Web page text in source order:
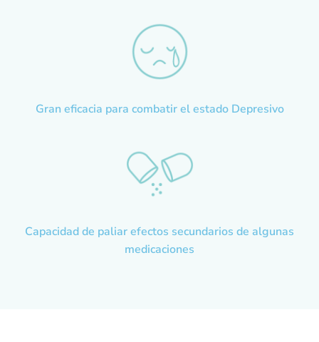
Gran eficacia para combatir el estado Depresivo
Capacidad de paliar efectos secundarios de algunas
medicaciones